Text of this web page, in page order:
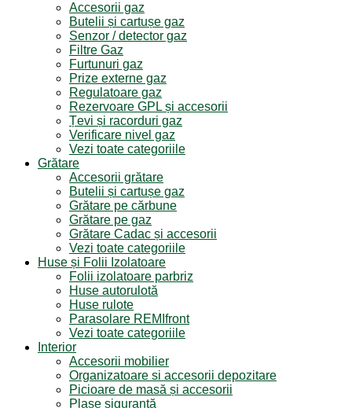
Accesorii gaz
Butelii și cartușe gaz
Senzor / detector gaz
Filtre Gaz
Furtunuri gaz
Prize externe gaz
Regulatoare gaz
Rezervoare GPL și accesorii
Țevi și racorduri gaz
Verificare nivel gaz
Vezi toate categoriile
Grătare
Accesorii grătare
Butelii și cartușe gaz
Grătare pe cărbune
Grătare pe gaz
Grătare Cadac și accesorii
Vezi toate categoriile
Huse și Folii Izolatoare
Folii izolatoare parbriz
Huse autorulotă
Huse rulote
Parasolare REMIfront
Vezi toate categoriile
Interior
Accesorii mobilier
Organizatoare si accesorii depozitare
Picioare de masă și accesorii
Plase siguranță